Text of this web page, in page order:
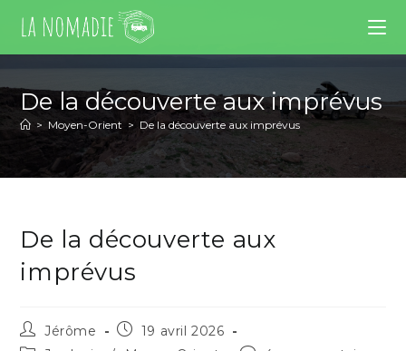
De la découverte aux imprévus
> Moyen-Orient > De la découverte aux imprévus
De la découverte aux
imprévus
Jérôme
19 avril 2026